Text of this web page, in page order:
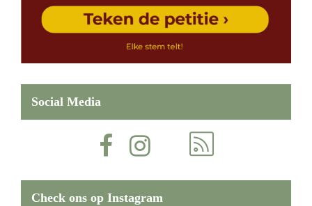
Social Media
Check ons op Instagram